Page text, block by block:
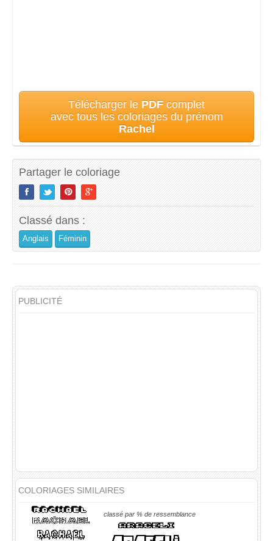
Télécharger le PDF complet
avec tous les coloriages du prénom
Rachel
Partager le coloriage
Classé dans :
Anglais Féminin
PUBLICITÉ
COLORIAGES SIMILAIRES
classé par % de ressemblance